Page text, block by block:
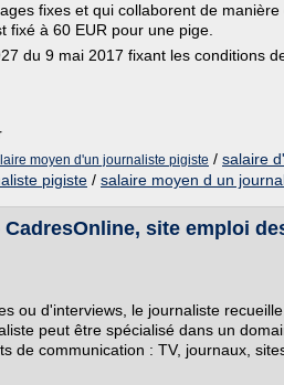
fixes et qui collaborent de
fixé à 60 EUR pour une pige.
du 9 mai 2017 fixant les conditions
moyen d'un journaliste pigiste / salaire
pigiste / salaire moyen d un
site emploi
ou d'interviews, le journaliste
peut être spécialisé dans un
de communication : TV, journaux,